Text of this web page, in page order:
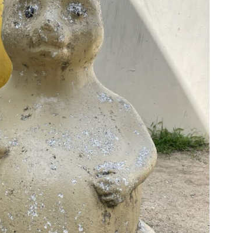
Shitamachi Chemistry
下町の「あの人」×「あの人」の科学反応を楽し
む企画です
週刊下町日和 Stay Home 下町寫眞